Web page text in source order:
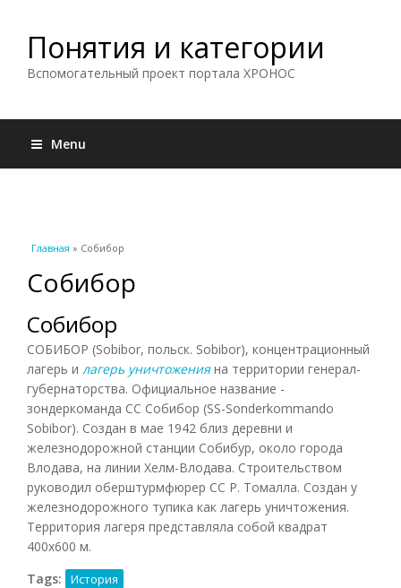
Понятия и категории
Вспомогательный проект портала ХРОНОС
Menu
Вы здесь
Главная » Собибор
Собибор
Собибор
СОБИБОР (Sobibor, польск. Sobibor), концентрационный
лагерь и лагерь уничтоженияна территории генерал-
губернаторства. Официальное название -
зондеркоманда СС Собибор (SS-Sonderkommando
Sobibor). Создан в мае 1942 близ деревни и
железнодорожной станции Собибур, около города
Влодава, на линии Хелм-Влодава. Строительством
руководил оберштурмфюрер СС Р. Томалла. Создан у
железнодорожного тупика как лагерь уничтожения.
Территория лагеря представляла собой квадрат
400x600 м.
Tags:
История